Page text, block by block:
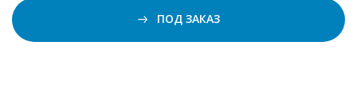
ПОД ЗАКАЗ